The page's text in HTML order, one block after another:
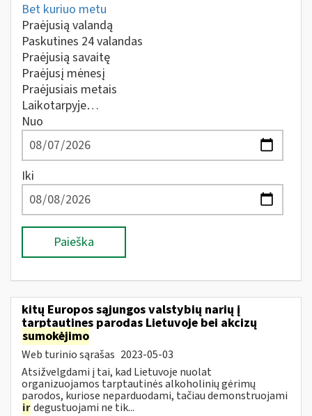
Bet kuriuo metu
Praėjusią valandą
Paskutines 24 valandas
Praėjusią savaitę
Praėjusį mėnesį
Praėjusiais metais
Laikotarpyje…
Nuo
Iki
Paieška
kitų Europos sąjungos valstybių narių į
tarptautines parodas Lietuvoje bei akcizų
sumokėjimo
Web turinio sąrašas 2023-05-03
Atsižvelgdami į tai, kad Lietuvoje nuolat
organizuojamos tarptautinės alkoholinių gėrimų
parodos, kuriose neparduodami, tačiau demonstruojami
irdegustuojami ne tik...